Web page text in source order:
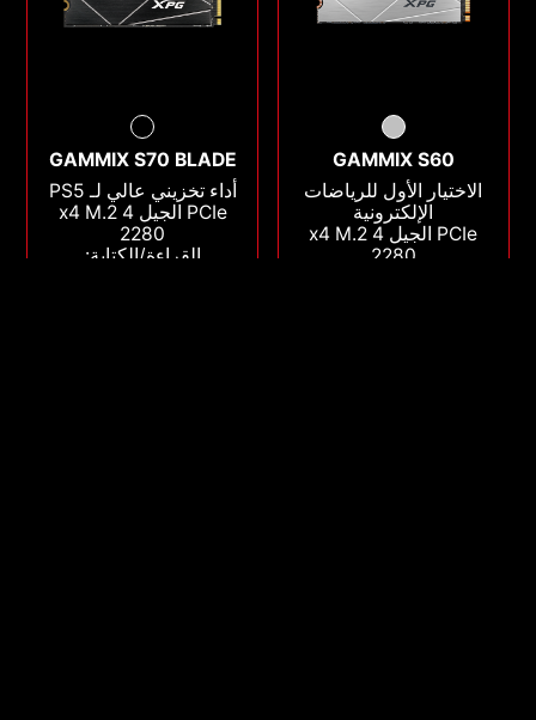
GAMMIX S60
الاختيار الأول للرياضات
الإلكترونية
PCIe الجيل 4 x4 M.2
2280
GAMMIX S70 BLADE
أداء تخزيني عالي لـ PS5
PCIe الجيل 4 x4 M.2
2280
القراءة/الكتابة: